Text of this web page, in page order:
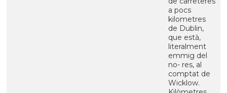
a pocs
kilometres
de Dublin,
que està,
literalment
emmig del
no- res, al
comptat de
Wicklow.